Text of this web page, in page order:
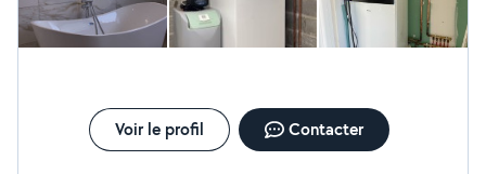
Voir le profil Contacter